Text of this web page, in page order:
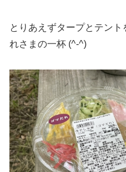
とりあえずタープとテン
れさまの一杯 (^-^)